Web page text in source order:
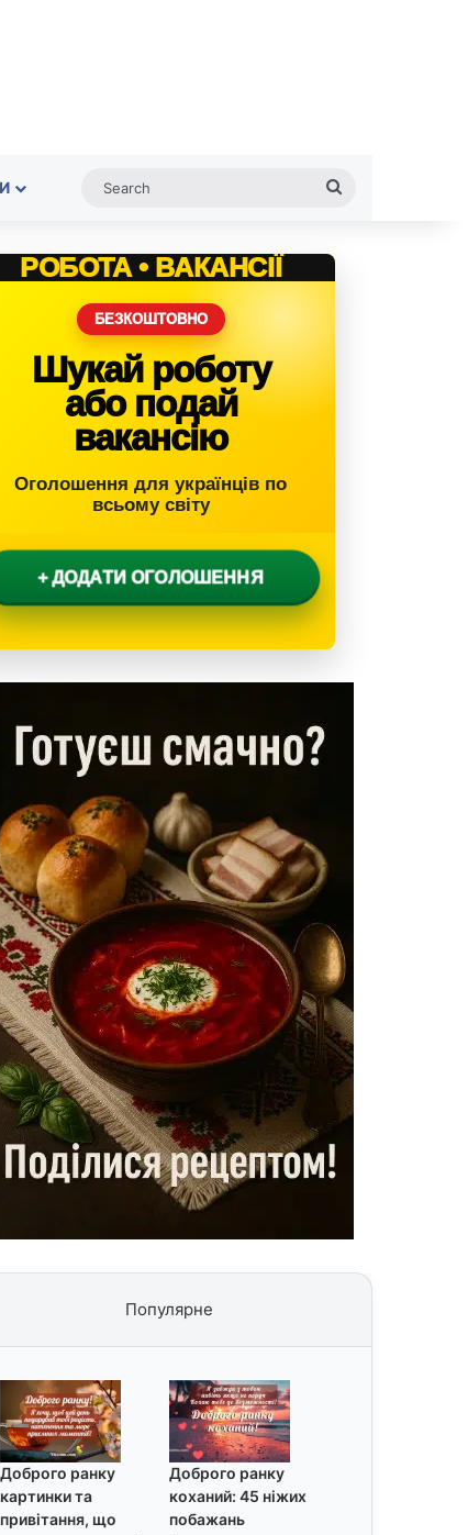
РОБОТА • ВАКАНСІЇ
БЕЗКОШТОВНО
Шукай роботу
або подай
вакансію
Оголошення для українців по
всьому світу
+ ДОДАТИ ОГОЛОШЕННЯ
Популярне
Доброго ранку
картинки та
привітання, що
Доброго ранку
коханий: 45 ніжих
побажань